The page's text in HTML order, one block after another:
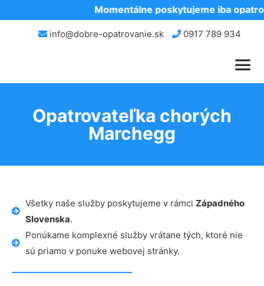
Momentálne poskytujeme iba
info@dobre-opatrovanie.sk 0917 789 934
Opatrovateľka chorých
Marchegg
Všetky naše služby poskytujeme v rámci Západného
Slovenska.
Ponúkame komplexné služby vrátane tých, ktoré nie
sú priamo v ponuke webovej stránky.